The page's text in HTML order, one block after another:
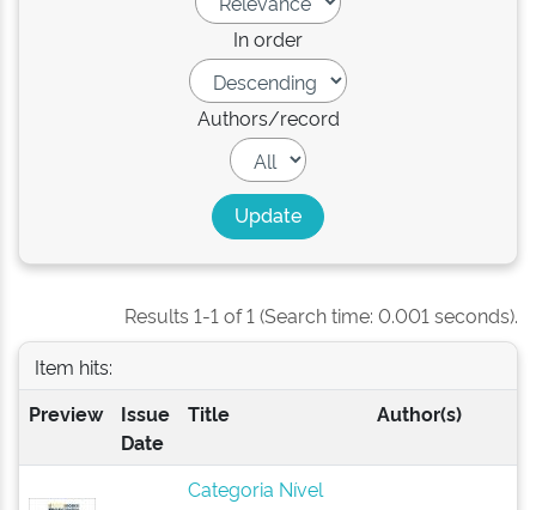
In order
Authors/record
Results 1-1 of 1 (Search time: 0.001 seconds).
Item hits:
Preview
Issue
Date
Title Author(s)
Categoria Nível